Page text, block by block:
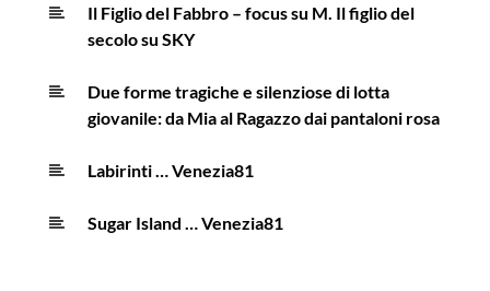
Il Figlio del Fabbro – focus su M. Il figlio del
secolo su SKY
Due forme tragiche e silenziose di lotta
giovanile: da Mia al Ragazzo dai pantaloni rosa
Labirinti … Venezia81
Sugar Island … Venezia81